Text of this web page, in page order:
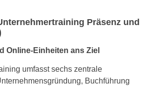
Präsenz und
Online-Einheiten ans Ziel
umfasst sechs zentrale
Buchführung